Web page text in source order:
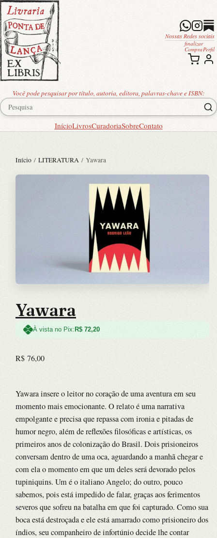
Você pode pesquisar por título, autoria, editora, palavras-chave e ISBN:
InícioLivrosCuradoriaSobreContato
Nossas Redes sociais
finalizar
Compra Perfil
Início / LITERATURA / Yawara
Yawara
À vista no Pix: R$ 72,20
R$ 76,00
Yawara insere o leitor no coração de uma aventura em seu
momento mais emocionante. O relato é uma narrativa
empolgante e precisa que repassa com ironia e pitadas de
humor negro, além de reflexões filosóficas e artísticas, os
primeiros anos de colonização do Brasil. Dois prisioneiros
conversam dentro de uma oca, aguardando a manhã chegar e
com ela o momento em que um deles será devorado pelos
tupiniquins. Um é o italiano Angelo; do outro, pouco
sabemos, pois está impedido de falar, graças aos ferimentos
severos que sofreu na batalha em que foi capturado. Como sua
boca está destroçada e ele está amarrado como prisioneiro dos
índios, seu companheiro de infortúnio decide lhe contar